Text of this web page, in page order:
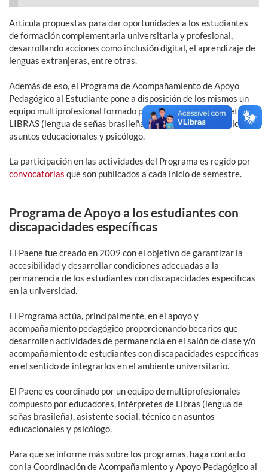
Articula propuestas para dar oportunidades a los estudiantes
de formación complementaria universitaria y profesional,
desarrollando acciones como inclusión digital, el aprendizaje de
lenguas extranjeras, entre otras.
Además de eso, el Programa de Acompañamiento de Apoyo
Pedagógico al Estudiante pone a disposición de los mismos un
equipo multiprofesional formado por educadores, intérpretes de
LIBRAS (lengua de señas brasileña) asistente social, técnico en
asuntos educacionales y psicólogo.
La participación en las actividades del Programa es regido por
convocatorias que son publicados a cada inicio de semestre.
Programa de Apoyo a los estudiantes con
discapacidades específicas
El Paene fue creado en 2009 con el objetivo de garantizar la
accesibilidad y desarrollar condiciones adecuadas a la
permanencia de los estudiantes con discapacidades específicas
en la universidad.
El Programa actúa, principalmente, en el apoyo y
acompañamiento pedagógico proporcionando becarios que
desarrollen actividades de permanencia en el salón de clase y/o
acompañamiento de estudiantes con discapacidades específicas
en el sentido de integrarlos en el ambiente universitario.
El Paene es coordinado por un equipo de multiprofesionales
compuesto por educadores, intérpretes de Libras (lengua de
señas brasileña), asistente social, técnico en asuntos
educacionales y psicólogo.
Para que se informe más sobre los programas, haga contacto
con la Coordinación de Acompañamiento y Apoyo Pedagógico al